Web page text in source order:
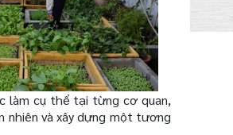
làm cụ thể tại từng cơ quan,
nhiên và xây dựng một tương